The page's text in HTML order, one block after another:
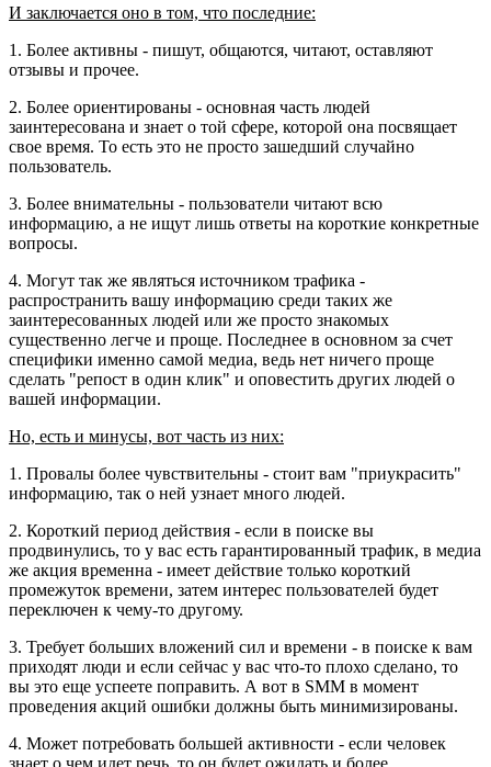
И заключается оно в том, что последние:
1. Более активны - пишут, общаются, читают, оставляют
отзывы и прочее.
2. Более ориентированы - основная часть людей
заинтересована и знает о той сфере, которой она посвящает
свое время. То есть это не просто зашедший случайно
пользователь.
3. Более внимательны - пользователи читают всю
информацию, а не ищут лишь ответы на короткие конкретные
вопросы.
4. Могут так же являться источником трафика -
распространить вашу информацию среди таких же
заинтересованных людей или же просто знакомых
существенно легче и проще. Последнее в основном за счет
специфики именно самой медиа, ведь нет ничего проще
сделать "репост в один клик" и оповестить других людей о
вашей информации.
Но, есть и минусы, вот часть из них:
1. Провалы более чувствительны - стоит вам "приукрасить"
информацию, так о ней узнает много людей.
2. Короткий период действия - если в поиске вы
продвинулись, то у вас есть гарантированный трафик, в медиа
же акция временна - имеет действие только короткий
промежуток времени, затем интерес пользователей будет
переключен к чему-то другому.
3. Требует больших вложений сил и времени - в поиске к вам
приходят люди и если сейчас у вас что-то плохо сделано, то
вы это еще успеете поправить. А вот в SMM в момент
проведения акций ошибки должны быть минимизированы.
4. Может потребовать большей активности - если человек
знает о чем идет речь, то он будет ожидать и более